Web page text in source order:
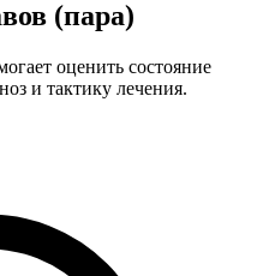
(пара)
оценить состояние
и тактику лечения.